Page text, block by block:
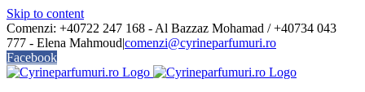
Skip to content
Comenzi: +40722 247 168 - Al Bazzaz Mohamad / +40734 043
777 - Elena Mahmoud|comenzi@cyrineparfumuri.ro
Facebook